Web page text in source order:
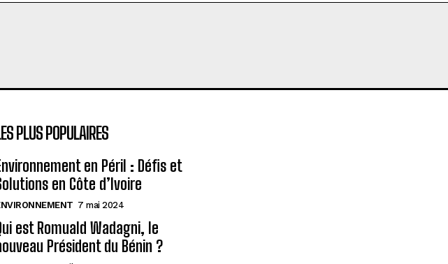
PLUS POPULAIRES
en Péril : Défis et
en Côte d’Ivoire
7 mai 2024
est Romuald Wadagni, le
Président du Bénin ?